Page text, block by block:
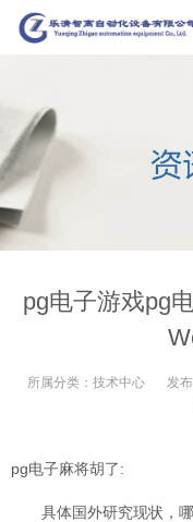
pg电子游戏pg
所属分类： 技术中心 发
pg电子麻将胡了:
具体国外研究现状，哪